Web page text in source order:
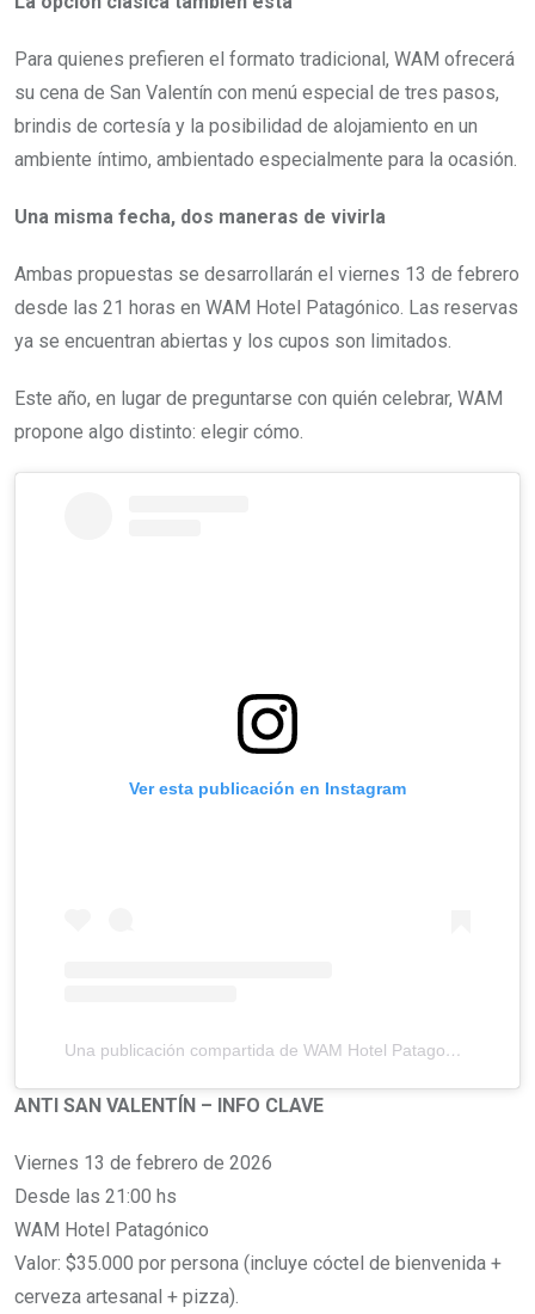
Para quienes prefieren el formato tradicional, WAM ofrecerá
su cena de San Valentín con menú especial de tres pasos,
brindis de cortesía y la posibilidad de alojamiento en un
ambiente íntimo, ambientado especialmente para la ocasión.
Una misma fecha, dos maneras de vivirla
Ambas propuestas se desarrollarán el viernes 13 de febrero
desde las 21 horas en WAM Hotel Patagónico. Las reservas
ya se encuentran abiertas y los cupos son limitados.
Este año, en lugar de preguntarse con quién celebrar, WAM
propone algo distinto: elegir cómo.
Ver esta publicación en Instagram
Una publicación compartida de WAM Hotel Patagonico (@wamhotel)
ANTI SAN VALENTÍN – INFO CLAVE
Viernes 13 de febrero de 2026
Desde las 21:00 hs
WAM Hotel Patagónico
Valor: $35.000 por persona (incluye cóctel de bienvenida +
cerveza artesanal + pizza).